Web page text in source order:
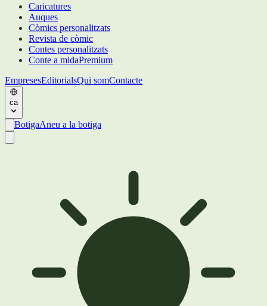
Caricatures
Auques
Còmics personalitzats
Revista de còmic
Contes personalitzats
Conte a midaPremium
EmpresesEditorialsQui somContacte
ca
BotigaAneu a la botiga